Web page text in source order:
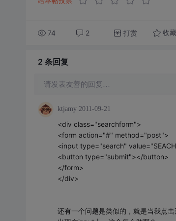
74 2 打赏 收藏
2 条回复
请发表友善的回复…
ktjamy 2011-09-21
<div class="searchform">
<form action="#" method="post">
<input type="search"
<button type="submit"></button>
</form>
</div>
还有一个问题是类似的，就是当我点